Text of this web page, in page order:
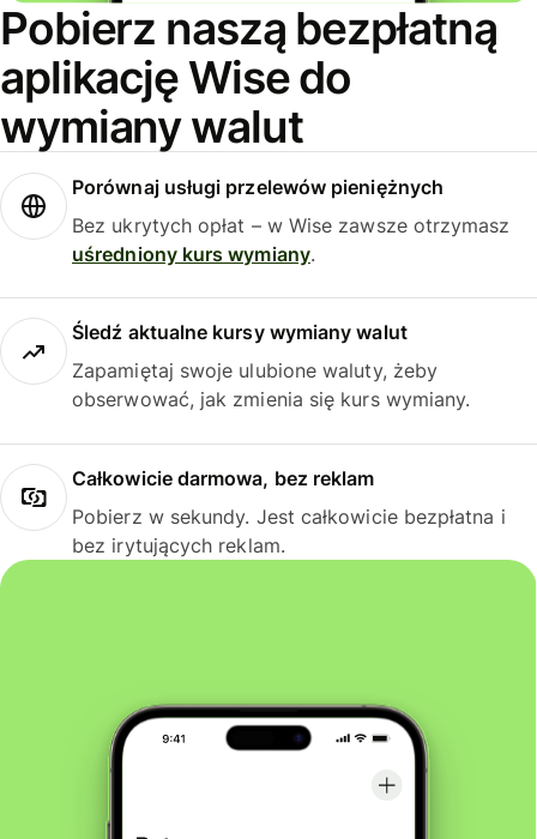
Pobierz naszą bezpłatną
aplikację Wise do
wymiany walut
Porównaj usługi przelewów pieniężnych
Bez ukrytych opłat – w Wise zawsze otrzymasz
uśredniony kurs wymiany.
Śledź aktualne kursy wymiany walut
Zapamiętaj swoje ulubione waluty, żeby
obserwować, jak zmienia się kurs wymiany.
Całkowicie darmowa, bez reklam
Pobierz w sekundy. Jest całkowicie bezpłatna i
bez irytujących reklam.